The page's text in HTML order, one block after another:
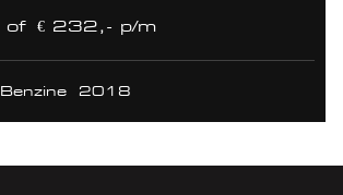
of € 232,- p/m
Benzine 2018